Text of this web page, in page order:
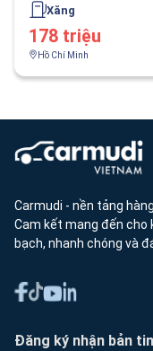
Xăng
178 triệu
Hồ Chí Minh
Carmudi - nền tảng
Cam kết mang đến cho
bạch, nhanh chóng và
Đăng ký nhận bản tin